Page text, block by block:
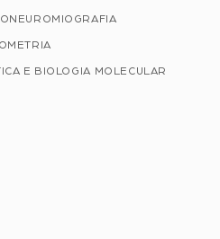
E BIOLOGIA MOLECULAR